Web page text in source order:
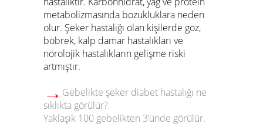
metabolizmasında bozukluklara neden
olur. Şeker hastalığı olan kişilerde göz,
böbrek, kalp damar hastalıkları ve
nörolojik hastalıkların gelişme riski
artmıştır.
→ Gebelikte şeker diabet hastalığı ne
sıklıkta görülür?
Yaklaşık 100 gebelikten 3’ünde görülür.